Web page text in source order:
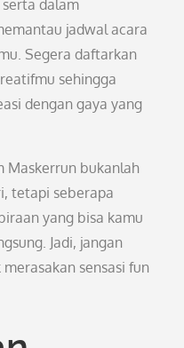
dalam
jadwal acara
Segera daftarkan
sehingga
dengan gaya yang
Maskerrun bukanlah
tetapi seberapa
yang bisa kamu
Jadi, jangan
sensasi fun